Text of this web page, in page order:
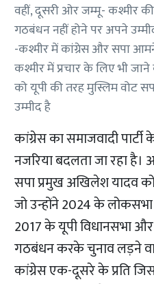
वहीं, दूसरी ओर जम्मू- कश्मीर
गठबंधन नहीं होने पर अपने
-कश्मीर में कांग्रेस और सपा
कश्मीर में प्रचार के लिए भी
को यूपी की तरह मुस्लिम वोट
उम्मीद है
कांग्रेस का समाजवादी
नजरिया बदलता जा रहा है।
सपा प्रमुख अखिलेश यादव
जो उन्होंने 2024 के
2017 के यूपी विधानसभा
गठबंधन करके चुनाव लड़ने
कांग्रेस एक-दूसरे के प्रति